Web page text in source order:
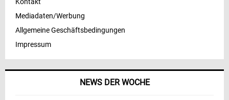
NEWS DER WOCHE
Mediadaten/Werbung
Allgemeine Geschäftsbedingungen
Impressum